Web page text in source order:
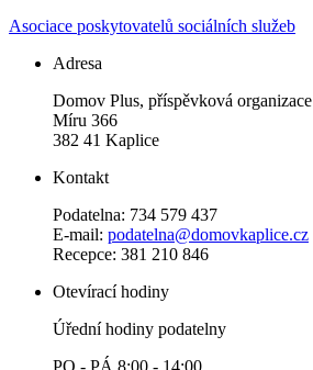
Asociace poskytovatelů sociálních služeb
Adresa
Domov Plus, příspěvková organizace
Míru 366
382 41 Kaplice
Kontakt
Podatelna: 734 579 437
E-mail: podatelna@domovkaplice.cz
Recepce: 381 210 846
Otevírací hodiny
Úřední hodiny podatelny